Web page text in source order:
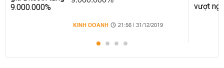
KINH DOANH 21:56 | 31/12/2019